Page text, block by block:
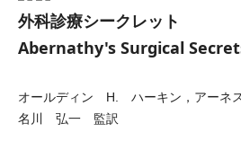
外科診療シークレット
Abernathy's Surgical
オールディン H. ハーキン，アー
名川 弘一 監訳